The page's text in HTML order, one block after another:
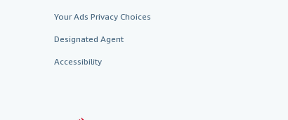
Your Ads Privacy Choices
Designated Agent
Accessibility